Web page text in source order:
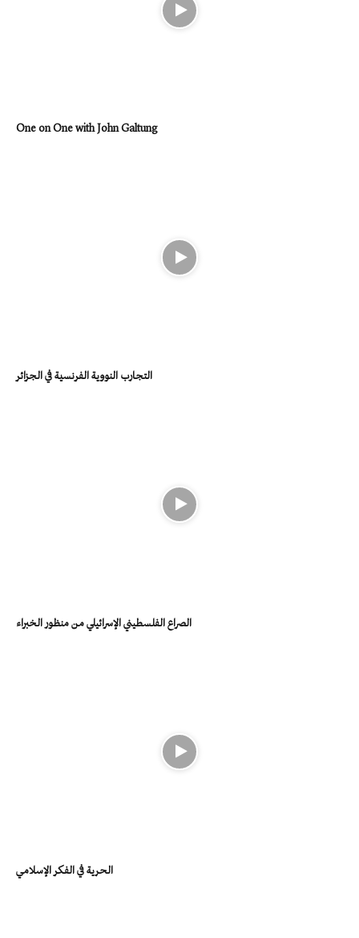
One on One with John Galtung
التجارب النووية الفرنسية في الجزائر
الصراع الفلسطيني الإسرائيلي من منظور الخبراء
الحرية في الفكر الإسلامي